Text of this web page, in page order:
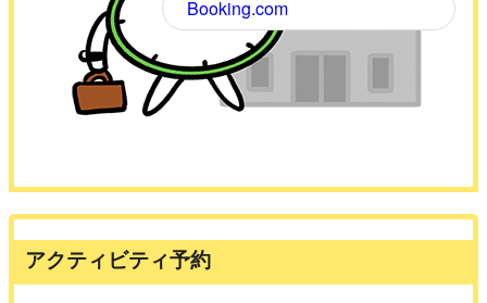
Booking.com
アクティビティ予約